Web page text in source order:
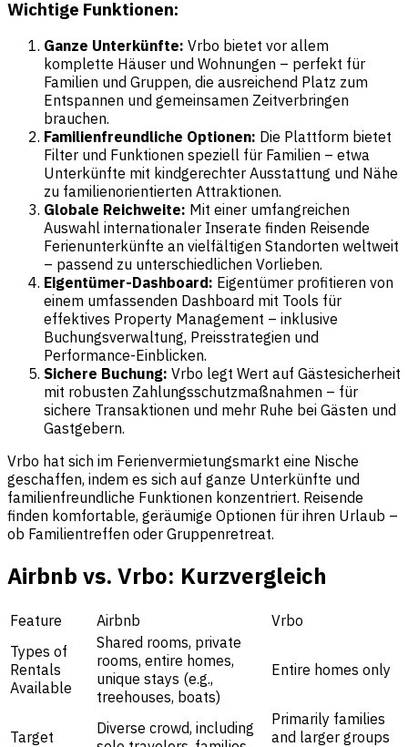
Wichtige Funktionen:
Ganze Unterkünfte: Vrbo bietet vor allem
komplette Häuser und Wohnungen – perfekt für
Familien und Gruppen, die ausreichend Platz zum
Entspannen und gemeinsamen Zeitverbringen
brauchen.
Familienfreundliche Optionen: Die Plattform bietet
Filter und Funktionen speziell für Familien – etwa
Unterkünfte mit kindgerechter Ausstattung und Nähe
zu familienorientierten Attraktionen.
Globale Reichweite: Mit einer umfangreichen
Auswahl internationaler Inserate finden Reisende
Ferienunterkünfte an vielfältigen Standorten weltweit
– passend zu unterschiedlichen Vorlieben.
Eigentümer-Dashboard: Eigentümer profitieren von
einem umfassenden Dashboard mit Tools für
effektives Property Management – inklusive
Buchungsverwaltung, Preisstrategien und
Performance-Einblicken.
Sichere Buchung: Vrbo legt Wert auf Gästesicherheit
mit robusten Zahlungsschutzmaßnahmen – für
sichere Transaktionen und mehr Ruhe bei Gästen und
Gastgebern.
Vrbo hat sich im Ferienvermietungsmarkt eine Nische
geschaffen, indem es sich auf ganze Unterkünfte und
familienfreundliche Funktionen konzentriert. Reisende
finden komfortable, geräumige Optionen für ihren Urlaub –
ob Familientreffen oder Gruppenretreat.
Airbnb vs. Vrbo: Kurzvergleich
Feature Airbnb
Vrbo
Types of
Rentals
Available
Shared rooms, private
rooms, entire homes,
unique stays (e.g.,
treehouses, boats)
Entire homes only
Target
Diverse crowd, including
Primarily families
and larger groups